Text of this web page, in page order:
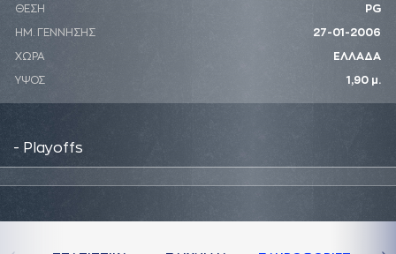
ΘΕΣΗ PG
ΗΜ. ΓΕΝΝΗΣΗΣ 27-01-2006
ΧΩΡΑ ΕΛΛΑΔΑ
ΥΨΟΣ 1,90 μ.
- Playoffs